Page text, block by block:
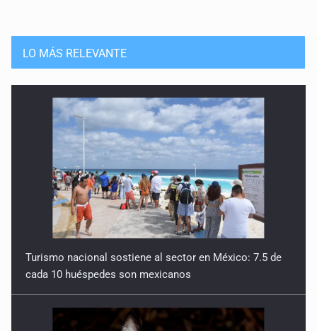
LO MÁS RELEVANTE
Turismo nacional sostiene al sector en México: 7.5 de
cada 10 huéspedes son mexicanos